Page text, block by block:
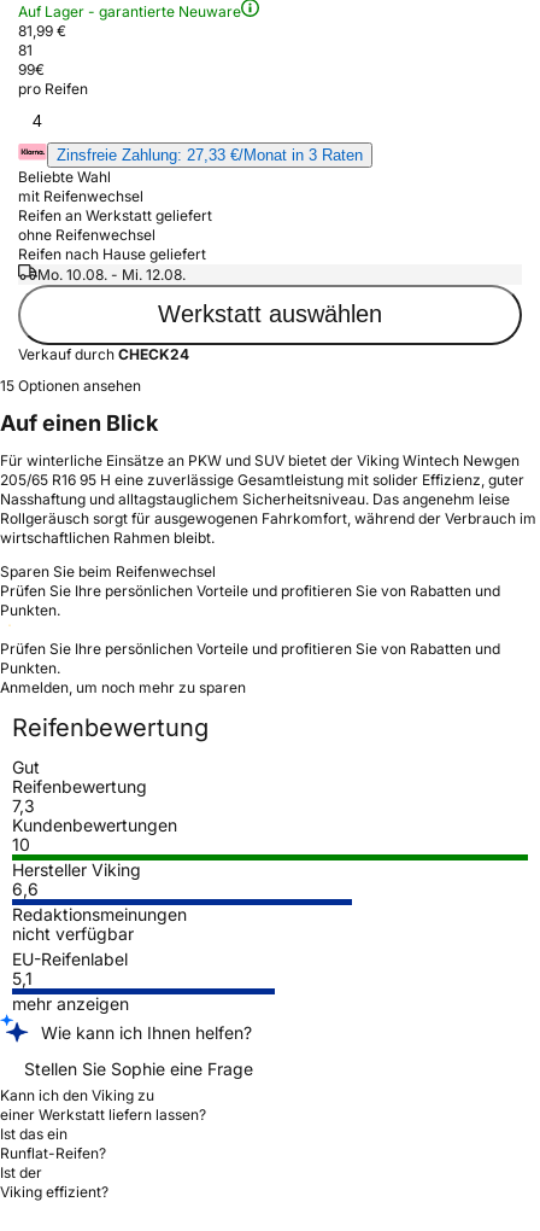
Auf Lager - garantierte Neuware
81,99 €
81
99€
pro Reifen
4
Zinsfreie Zahlung: 27,33 €/Monat in 3 Raten
Beliebte Wahl
mit Reifenwechsel
Reifen an Werkstatt geliefert
ohne Reifenwechsel
Reifen nach Hause geliefert
Mo. 10.08. - Mi. 12.08.
Werkstatt auswählen
Verkauf durch CHECK24
15 Optionen ansehen
Auf einen Blick
Für winterliche Einsätze an PKW und SUV bietet der Viking Wintech Newgen
205/65 R16 95 H eine zuverlässige Gesamtleistung mit solider Effizienz, guter
Nasshaftung und alltagstauglichem Sicherheitsniveau. Das angenehm leise
Rollgeräusch sorgt für ausgewogenen Fahrkomfort, während der Verbrauch im
wirtschaftlichen Rahmen bleibt.
Sparen Sie beim Reifenwechsel
Prüfen Sie Ihre persönlichen Vorteile und profitieren Sie von Rabatten und
Punkten.
Prüfen Sie Ihre persönlichen Vorteile und profitieren Sie von Rabatten und
Punkten.
Anmelden, um noch mehr zu sparen
Reifenbewertung
Gut
Reifenbewertung
7,3
Kundenbewertungen
10
Hersteller Viking
6,6
Redaktionsmeinungen
nicht verfügbar
EU-Reifenlabel
5,1
mehr anzeigen
Wie kann ich Ihnen helfen?
Stellen Sie Sophie eine Frage
Kann ich den Viking zu
einer Werkstatt liefern lassen?
Ist das ein
Runflat-Reifen?
Ist der
Viking effizient?